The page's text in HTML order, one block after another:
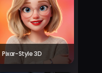
Pixar-Style 3D